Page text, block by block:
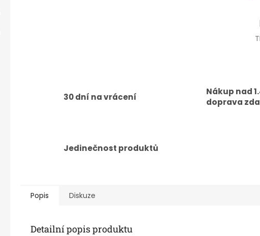
30 dní na vrácení
Nákup nad
doprava
Jedinečnost produktů
Popis Diskuze
Detailní popis produktu